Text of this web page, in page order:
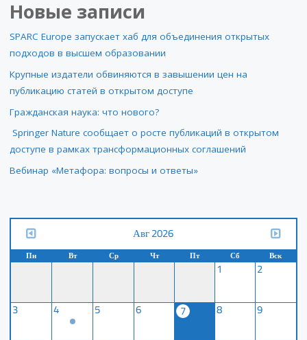
Новые записи
SPARC Europe запускает хаб для объединения открытых
подходов в высшем образовании
Крупные издатели обвиняются в завышении цен на
публикацию статей в открытом доступе
Гражданская наука: что нового?
Springer Nature сообщает о росте публикаций в открытом
доступе в рамках трансформационных соглашений
Вебинар «Метафора: вопросы и ответы»
Авг 2026
Пн Вт Ср Чт Пт Сб Вск
1 2
3 4 5 6 7 8 9